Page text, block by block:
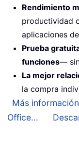
Rendimiento
productividad
aplicaciones
Prueba
funciones—
La mejor
la compra
Más
Office...